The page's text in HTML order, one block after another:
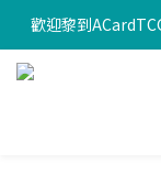
歡迎黎到